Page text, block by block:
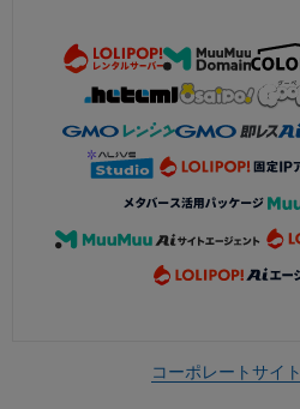
コーポレートサイト